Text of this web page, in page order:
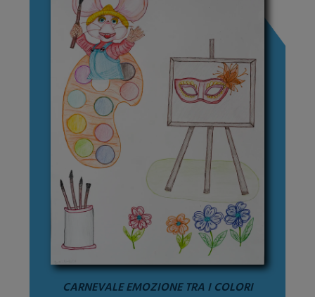
CARNEVALE EMOZIONE TRA I COLORI